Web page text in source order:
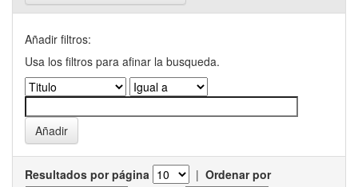
Añadir filtros:
Usa los filtros para afinar la busqueda.
Resultados por página | Ordenar por